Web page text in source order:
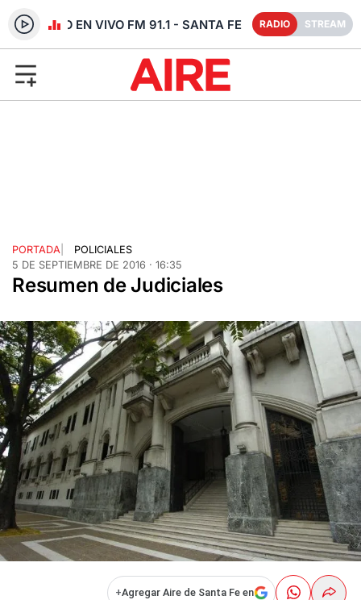
RADIO EN VIVO FM 91.1 - SANTA FE RADIO STREAM
PORTADA
POLICIALES
5 DE SEPTIEMBRE DE 2016 · 16:35
Resumen de Judiciales
+Agregar Aire de Santa Fe en